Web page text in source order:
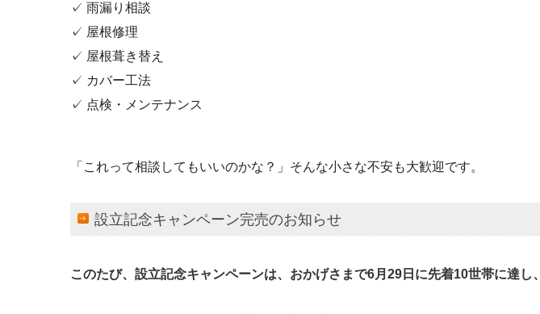
✓ 雨漏り相談
✓ 屋根修理
✓ 屋根葺き替え
✓ カバー工法
✓ 点検・メンテナンス
「これって相談してもいいのかな？」 そんな小さな不安も大歓迎です。
設立記念キャンペーン完売のお知らせ
このたび、設立記念キャンペーンは、 おかげさまで6月29日に先着10世帯に達し、